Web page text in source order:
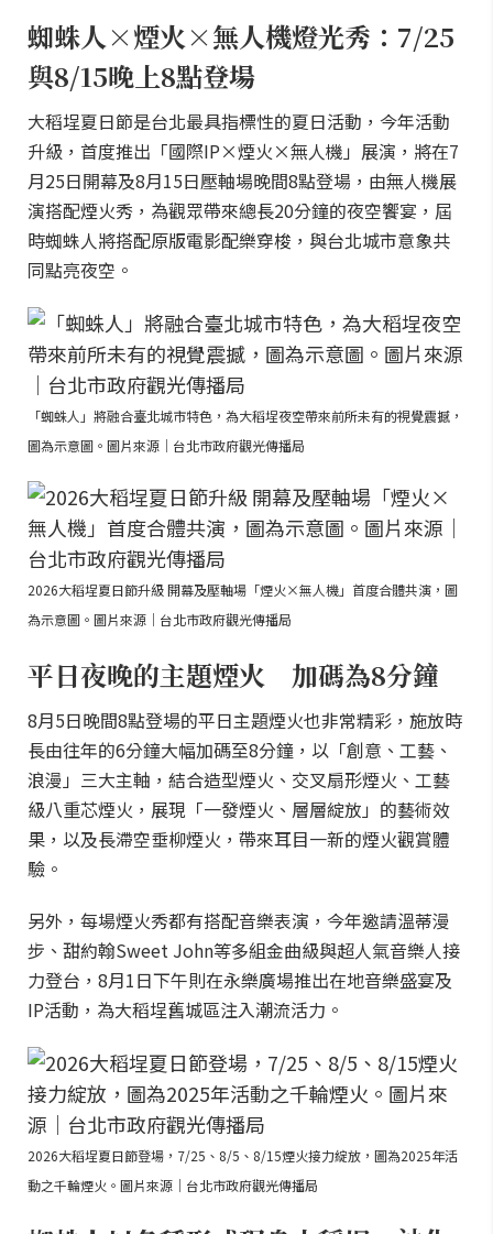
蜘蛛人×煙火×無人機燈光秀：7/25
與8/15晚上8點登場
大稻埕夏日節是台北最具指標性的夏日活動，今年活動
升級，首度推出「國際IP×煙火×無人機」展演，將在7
月25日開幕及8月15日壓軸場晚間8點登場，由無人機展
演搭配煙火秀，為觀眾帶來總長20分鐘的夜空饗宴，屆
時蜘蛛人將搭配原版電影配樂穿梭，與台北城市意象共
同點亮夜空。
「蜘蛛人」將融合臺北城市特色，為大稻埕夜空帶來前所未有的視覺震撼，
圖為示意圖。圖片來源｜台北市政府觀光傳播局
2026大稻埕夏日節升級 開幕及壓軸場「煙火×無人機」首度合體共演，圖
為示意圖。圖片來源｜台北市政府觀光傳播局
平日夜晚的主題煙火 加碼為8分鐘
8月5日晚間8點登場的平日主題煙火也非常精彩，施放時
長由往年的6分鐘大幅加碼至8分鐘，以「創意、工藝、
浪漫」三大主軸，結合造型煙火、交叉扇形煙火、工藝
級八重芯煙火，展現「一發煙火、層層綻放」的藝術效
果，以及長滯空垂柳煙火，帶來耳目一新的煙火觀賞體
驗。
另外，每場煙火秀都有搭配音樂表演，今年邀請溫蒂漫
步、甜約翰Sweet John等多組金曲級與超人氣音樂人接
力登台，8月1日下午則在永樂廣場推出在地音樂盛宴及
IP活動，為大稻埕舊城區注入潮流活力。
2026大稻埕夏日節登場，7/25、8/5、8/15煙火接力綻放，圖為2025年活
動之千輪煙火。圖片來源｜台北市政府觀光傳播局